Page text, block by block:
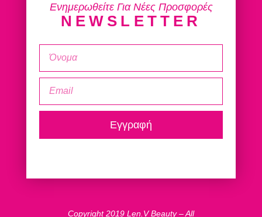
Ενημερωθείτε Για Νέες Προσφορές
NEWSLETTER
Εγγραφή
Copyright 2019 Len.V Beauty – All